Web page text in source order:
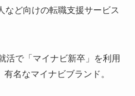
など向けの転職支援サービス
活で「マイナビ新卒」を利用
有名なマイナビブランド。